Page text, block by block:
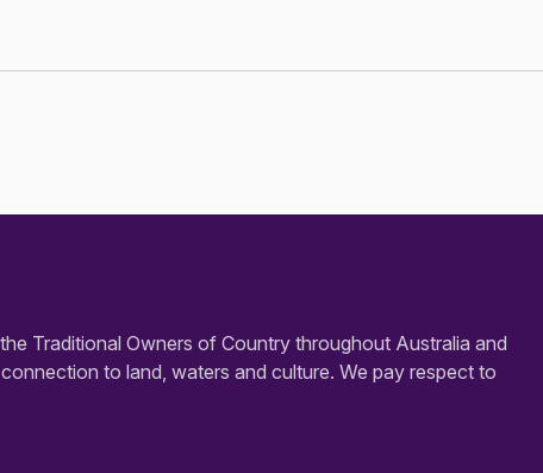
Traditional Owners of Country throughout Australia and
to land, waters and culture. We pay respect to